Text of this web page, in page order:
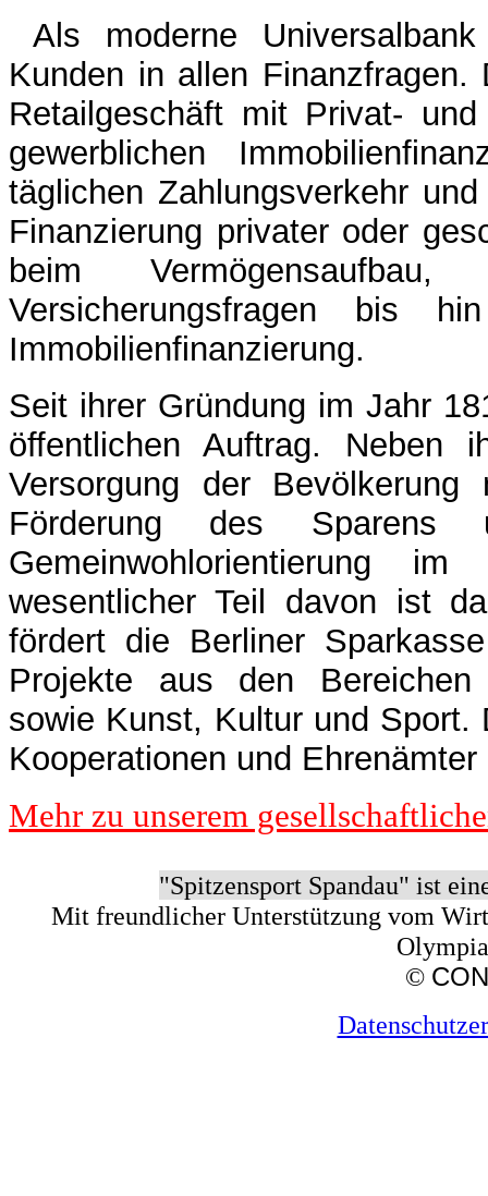
Als moderne
Kunden in allen
Retailgeschäft mit Privat-
gewerblichen
täglichen Zahlungsverkehr
Finanzierung privater oder
beim
Versicherungsfragen bis
Immobilienfinanzierung.
Seit ihrer Gründung im Jahr
öffentlichen Auftrag. Neben
Versorgung der
Förderung des
Gemeinwohlorientierung
wesentlicher Teil davon ist
fördert die Berliner
Projekte aus den Bereichen
sowie Kunst, Kultur und Sport.
Kooperationen und
Mehr zu unserem
"Spitzensport Spandau" ist
Mit freundlicher Unterstützung vom
©